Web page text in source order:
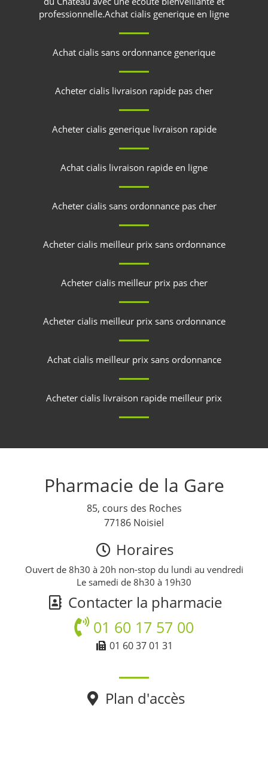
professionnelle.Achat cialis generique en ligne
Achat cialis sans ordonnance generique
Acheter cialis livraison rapide pas cher
Acheter cialis generique livraison rapide
Achat cialis livraison rapide en ligne
Acheter cialis sans ordonnance pas cher
Acheter cialis meilleur prix sans ordonnance
Acheter cialis meilleur prix pas cher
Acheter cialis meilleur prix sans ordonnance
Achat cialis meilleur prix sans ordonnance
Acheter cialis livraison rapide meilleur prix
Pharmacie de la Gare
85, cours des Roches
77186 Noisiel
Horaires
Ouvert de 8h30 à 20h non-stop du lundi au vendredi
Le samedi de 8h30 à 19h30
Contacter la pharmacie
01 60 17 57 00
01 60 37 01 31
Plan d'accès